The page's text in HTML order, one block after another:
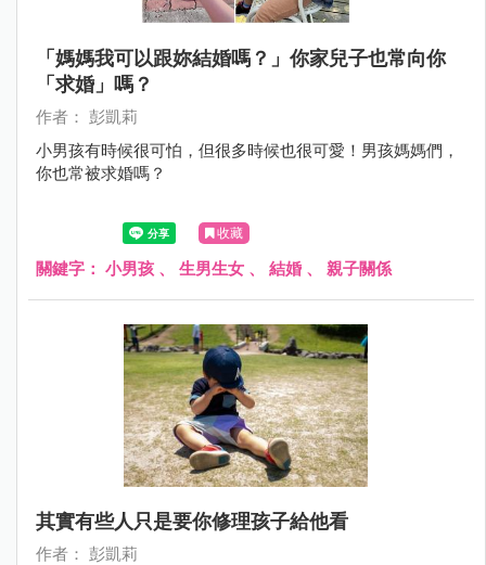
「媽媽我可以跟妳結婚嗎？」你家兒子也常向你
「求婚」嗎？
作者： 彭凱莉
小男孩有時候很可怕，但很多時候也很可愛！男孩媽媽們，
你也常被求婚嗎？
收藏
關鍵字： 小男孩 、 生男生女 、 結婚 、 親子關係
其實有些人只是要你修理孩子給他看
作者： 彭凱莉